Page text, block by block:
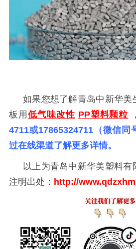
如果您想了解青岛中新华美
板 用 低气味改性 PP塑料颗粒
4711或17865324711（微信同
过在线渠道了解更多详情。
以上为青岛中新华美塑料
注明出处： http://www.qdzxhm